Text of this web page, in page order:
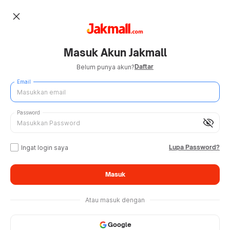
close
Masuk Akun Jakmall
Belum punya akun?Daftar
Email
visibility_off
Password
Ingat login saya Lupa Password?
Masuk
Atau masuk dengan
Google